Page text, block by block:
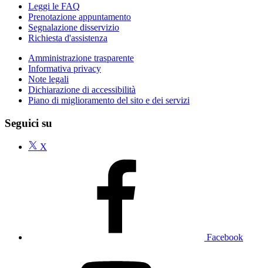
Leggi le FAQ
Prenotazione appuntamento
Segnalazione disservizio
Richiesta d'assistenza
Amministrazione trasparente
Informativa privacy
Note legali
Dichiarazione di accessibilità
Piano di miglioramento del sito e dei servizi
Seguici su
X
Facebook